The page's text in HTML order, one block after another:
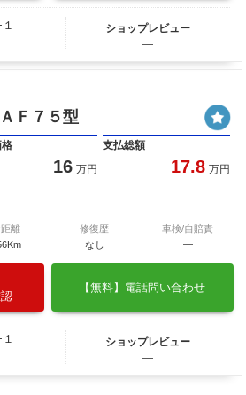
ショップレビュー
―
Ｆ７５型
16 万円
支払総額
17.8 万円
離
修復歴
なし
車検/自賠責
―
【無料】電話問い合わせ
ショップレビュー
―